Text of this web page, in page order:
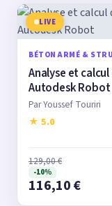
LIVE
BÉTON ARMÉ &
Analyse et
Autodesk Robot
Par Youssef Touriri
★ 5.0
129,00 €
-10%
116,10 €